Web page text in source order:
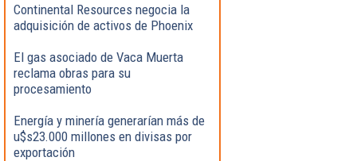
Continental Resources negocia la
adquisición de activos de Phoenix
El gas asociado de Vaca Muerta
reclama obras para su
procesamiento
Energía y minería generarían más de
u$s23.000 millones en divisas por
exportación